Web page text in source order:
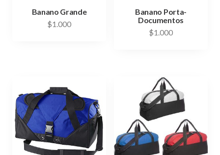
Banano Grande
$1.000
Banano Porta-
Documentos
$1.000